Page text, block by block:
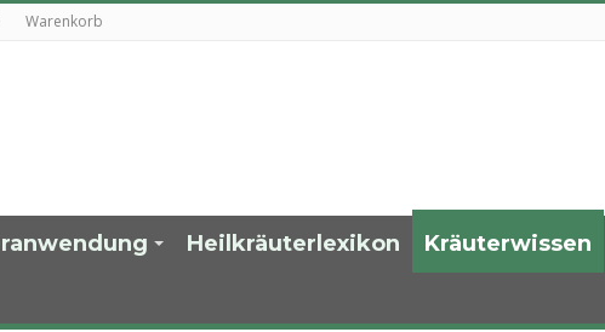
Warenkorb
Heilkräuterlexikon Kräuterwissen